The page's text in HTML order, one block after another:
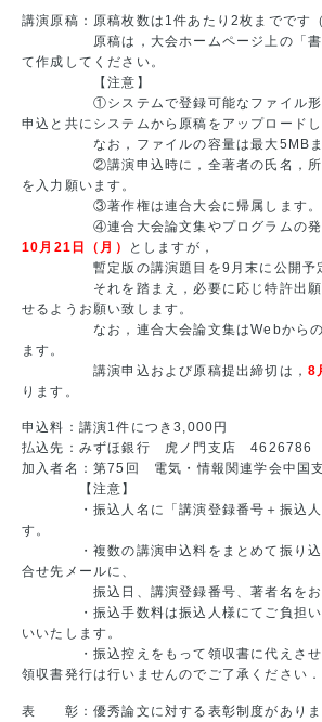
講演原稿：原稿枚数は1件あたり2枚までです
原稿は，大会ホームページ上の「書き
て作成してください。
【注意】
①システムで登録可能なファイル形式
申込と共にシステムから原稿をアップロードし
なお，ファイルの容量は最大5MBま
②講演申込時に，全著者の氏名，所属
を入力願います。
③著作権は連合大会に帰属します。
④連合大会論文集やプログラムの発行
10月21日（月）
としますが，
暫定版の講演題目を9月末に公開予定
それを踏まえ，必要に応じ特許出願等
せるようお願い致します。
なお，連合大会論文集はWebからのダ
ます。
講演申込および原稿提出締切は， 8
ります。
申込料：講演1件につき3,000円
払込先：みずほ銀行 虎ノ門支店 4626786
加入者名：第75回 電気・情報関連学会中国
【注意】
・振込人名に「講演登録番号＋振込人
す。
・複数の講演申込料をまとめて振り込
合せ先メールに、
振込日、講演登録番号、著者名をお知
・振込手数料は振込人様にてご負担い
いいたします。
・振込控えをもって領収書に代えさせ
領収書発行は行いませんのでご了承ください．
表 彰：優秀論文に対する表彰制度がありま